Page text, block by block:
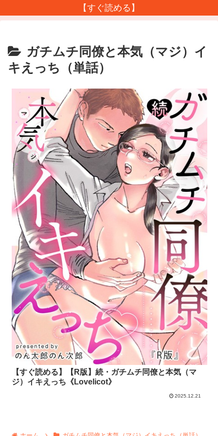
【すぐ読める】
ガチムチ同僚と本気（マジ）イ
キえっち（単話）
【すぐ読める】【R版】続・ガチムチ同僚と本気（マ
ジ）イキえっち《Lovelicot》
2025.12.21